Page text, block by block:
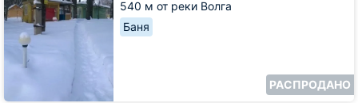
540 м от реки Волга
Баня
РАСПРОДАНО